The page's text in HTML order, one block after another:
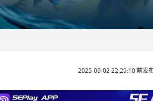
2025-09-02 22:29:10 前发